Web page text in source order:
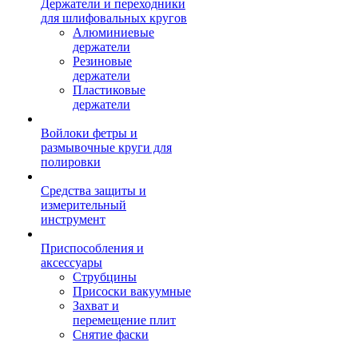
Держатели и переходники
для шлифовальных кругов
Алюминиевые
держатели
Резиновые
держатели
Пластиковые
держатели
Войлоки фетры и
размывочные круги для
полировки
Средства защиты и
измерительный
инструмент
Приспособления и
аксессуары
Струбцины
Присоски вакуумные
Захват и
перемещение плит
Снятие фаски